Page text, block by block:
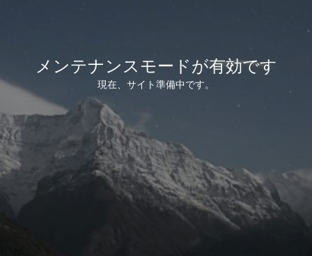
メンテナンスモードが有効です
現在、サイト準備中です。